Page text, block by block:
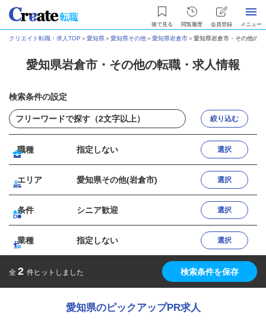
後で見る 閲覧履歴 会員登録 メニュー
クリエイト転職・求人TOP ＞愛知県＞愛知県その他＞愛知県岩倉市＞愛知県岩倉市・その他の
愛知県岩倉市・その他の転職・求人情報
検索条件の設定
絞り込む
職種 指定しない 選択
エリア 愛知県その他(岩倉市) 選択
条件 シニア歓迎 選択
業種 指定しない 選択
全 2 件ヒットしました 検索条件を保存
愛知県のピックアップPR求人